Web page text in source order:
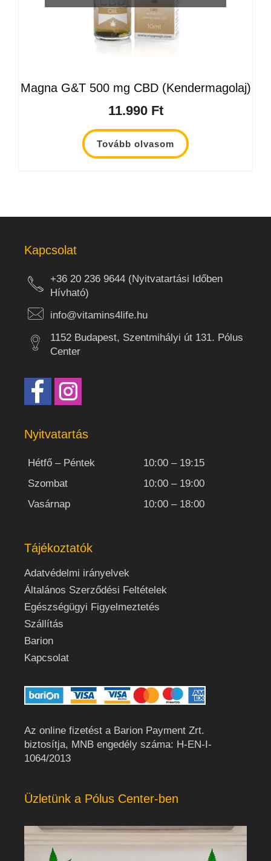
Magna G&T 500 mg CBD (Kendermagolaj)
11.990 Ft
Tovább olvasom
Kapcsolat
+36 20 236 9644 (Nyitvatartási Időben
Hívható)
info@vitamins4life.hu
1152 Budapest, Szentmihályi út 131. Pólus
Center
Nyitvatartás
Hétfő – Péntek
10:00 – 19:15
Szombat
10:00 – 19:00
Vasárnap
10:00 – 18:00
Tájékoztatók
Adatvédelmi irányelvek
Általános Szerződési Feltételek
Egészségügyi Figyelmeztetés
Szállítás
Barion
Kapcsolat
Az online fizetést a Barion Payment Zrt.
biztosítja, MNB engedély száma: H-EN-I-
1064/2013
Üzletünk a Pólus Center-ben